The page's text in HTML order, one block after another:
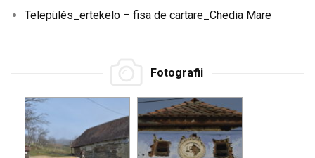
Település_ertekelo – fisa de cartare_Chedia Mare
Fotografii